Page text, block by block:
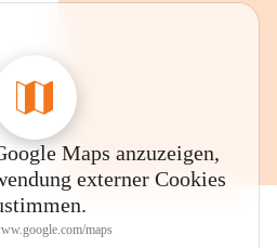
Maps anzuzeigen,
externer Cookies
maps